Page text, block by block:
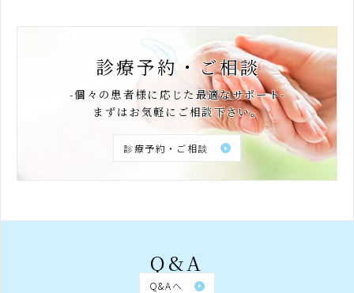
診療予約・ご相談
-個々の患者様に応じた最適なサポート-
まずはお気軽にご相談下さい。
診療予約・ご相談
Q&A
Q&Aへ